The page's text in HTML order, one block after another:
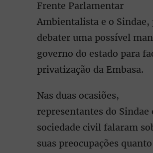
Frente Parlamentar
Ambientalista e o Sindae,
debater uma possível
governo do estado para
privatização da Embasa.
Nas duas ocasiões,
representantes do Sindae
sociedade civil falaram
suas preocupações